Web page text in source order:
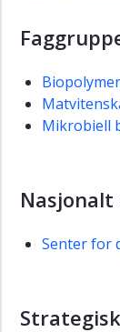
Mikrobiell
Senter for